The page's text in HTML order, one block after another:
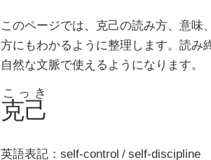
このページでは、克己の読み方、意
方にもわかるように整理します。読み
自然な文脈で使えるようになります。
克己
こっき
英語表記：self-control / self-discipline